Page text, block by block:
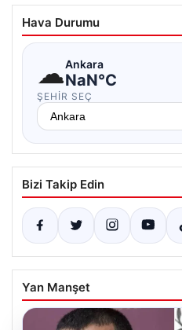
Hava Durumu
☁Ankara
NaN°C
ŞEHIR SEÇ
Bizi Takip Edin
Yan Manşet